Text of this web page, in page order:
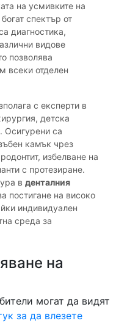
на усмивките на
спектър от
диагностика,
видове
позволява
всеки отделен
с експерти в
детска
Осигурени са
камък чрез
избелване на
с протезиране.
в денталния
постигане на високо
индивидуален
среда за
на
могат да видят
за да влезете